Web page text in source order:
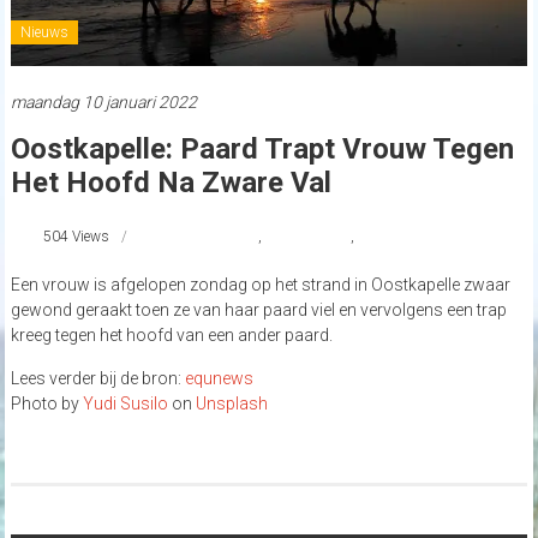
Nieuws
maandag 10 januari 2022
Oostkapelle: Paard Trapt Vrouw Tegen
Het Hoofd Na Zware Val
504 Views , ,
Een vrouw is afgelopen zondag op het strand in Oostkapelle zwaar
gewond geraakt toen ze van haar paard viel en vervolgens een trap
kreeg tegen het hoofd van een ander paard.
Lees verder bij de bron: equnews
Photo byYudi Susilo on Unsplash